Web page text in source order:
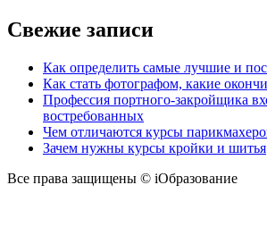
Свежие записи
Как определить самые лучшие и
Как стать фотографом, какие
Профессия портного-закройщика
востребованных
Чем отличаются курсы
Зачем нужны курсы кройки и шитья
Все права защищены © iОбразование